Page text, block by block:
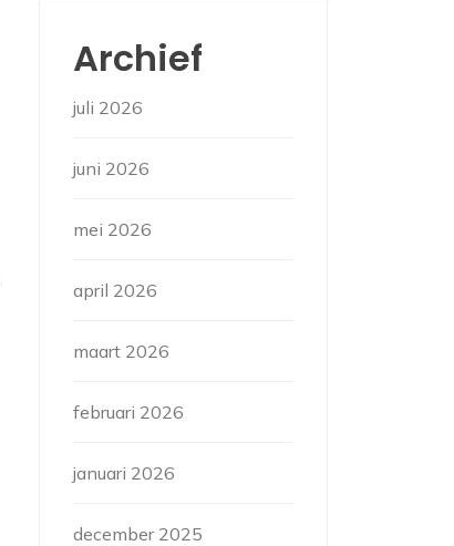
Archief
juli 2026
juni 2026
mei 2026
april 2026
maart 2026
februari 2026
januari 2026
december 2025